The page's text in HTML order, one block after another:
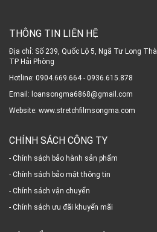
THÔNG TIN LIÊN HỆ
Địa chỉ: Số 239, Quốc Lộ 5, Ngã Tư Long
TP Hải Phòng
Hotline: 0904.669.664 - 0936.615.878
Email: loansongma6868@gmail.com
Website: www.stretchfilmsongma.com
CHÍNH SÁCH CÔNG TY
- Chính sách bảo hành sản phẩm
- Chính sách bảo mật thông tin
- Chính sách vận chuyển
- Chính sách ưu đãi khuyến mãi